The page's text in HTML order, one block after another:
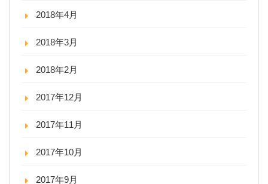
2018年4月
2018年3月
2018年2月
2017年12月
2017年11月
2017年10月
2017年9月